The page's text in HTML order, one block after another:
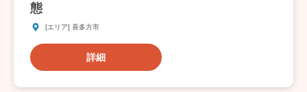
態
[エリア] 喜多方市
詳細